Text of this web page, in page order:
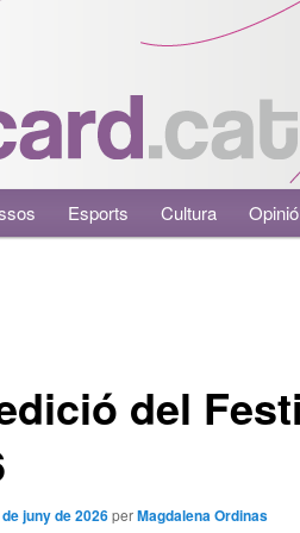
Esports Cultura Opinió
del
juny de 2026perMagdalena Ordinas